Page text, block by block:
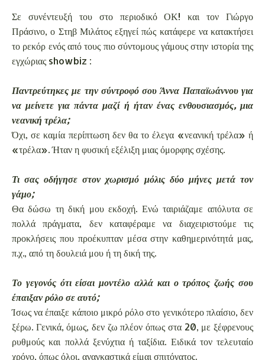
Σε συνέντευξή του στο περιοδικό ΟΚ! και τον Γιώργο
Πράσινο, ο Στηβ Μιλάτος εξηγεί πώς κατάφερε να κατακτήσει
το ρεκόρ ενός από τους πιο σύντομους γάμους στην ιστορία της
εγχώριας showbiz :
Παντρεύτηκες με την σύντροφό σου Άννα Παπαϊωάννου για
να μείνετε για πάντα μαζί ή ήταν ένας ενθουσιασμός, μια
νεανική τρέλα;
Όχι, σε καμία περίπτωση δεν θα το έλεγα «νεανική τρέλα» ή
«τρέλα». Ήταν η φυσική εξέλιξη μιας όμορφης σχέσης.
Τι σας οδήγησε στον χωρισμό μόλις δύο μήνες μετά τον
γάμο;
Θα δώσω τη δική μου εκδοχή. Ενώ ταιριάζαμε απόλυτα σε
πολλά πράγματα, δεν καταφέραμε να διαχειριστούμε τις
προκλήσεις που προέκυπταν μέσα στην καθημερινότητά μας,
π.χ., από τη δουλειά μου ή τη δική της.
Το γεγονός ότι είσαι μοντέλο αλλά και ο τρόπος ζωής σου
έπαιξαν ρόλο σε αυτό;
Ίσως να έπαιξε κάποιο μικρό ρόλο στο γενικότερο πλαίσιο, δεν
ξέρω. Γενικά, όμως, δεν ζω πλέον όπως στα 20, με ξέφρενους
ρυθμούς και πολλά ξενύχτια ή ταξίδια. Ειδικά τον τελευταίο
χρόνο, όπως όλοι, αναγκαστικά είμαι σπιτόγατος.